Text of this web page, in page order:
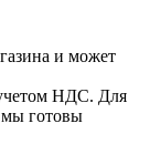
и может
НДС. Для
мы готовы